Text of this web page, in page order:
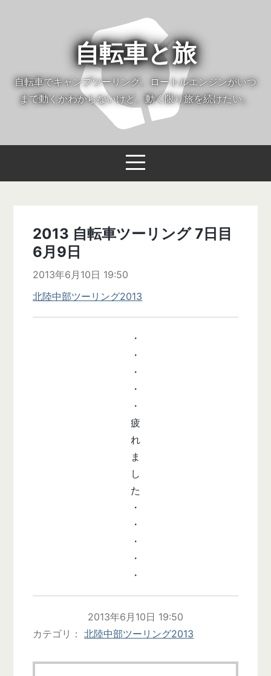
自転車と旅
自転車でキャンプツーリング。ロートルエンジンがいつ
まで動くかわからないけど、動く限り旅を続けたい。
2013 自転車ツーリング 7日目
6月9日
2013年6月10日 19:50
北陸中部ツーリング2013
・
・
・
・
・
疲
れ
ま
し
た
・
・
・
・
・
2013年6月10日 19:50
カテゴリ
北陸中部ツーリング2013